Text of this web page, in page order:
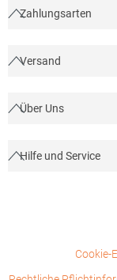
Zahlungsarten
Versand
Über Uns
Hilfe und Service
Cookie-